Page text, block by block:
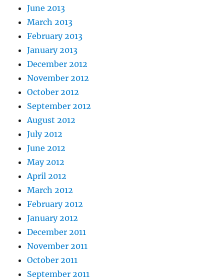
June 2013
March 2013
February 2013
January 2013
December 2012
November 2012
October 2012
September 2012
August 2012
July 2012
June 2012
May 2012
April 2012
March 2012
February 2012
January 2012
December 2011
November 2011
October 2011
September 2011